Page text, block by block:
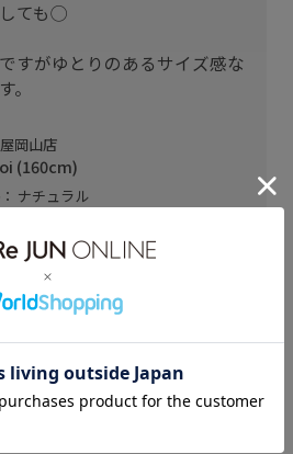
ても◯
すがゆとりのあるサイズ感な
。
岡山店
(160cm)
ナチュラル
トップスサイズ： 38
イズ : 38
: ベージュ (27)